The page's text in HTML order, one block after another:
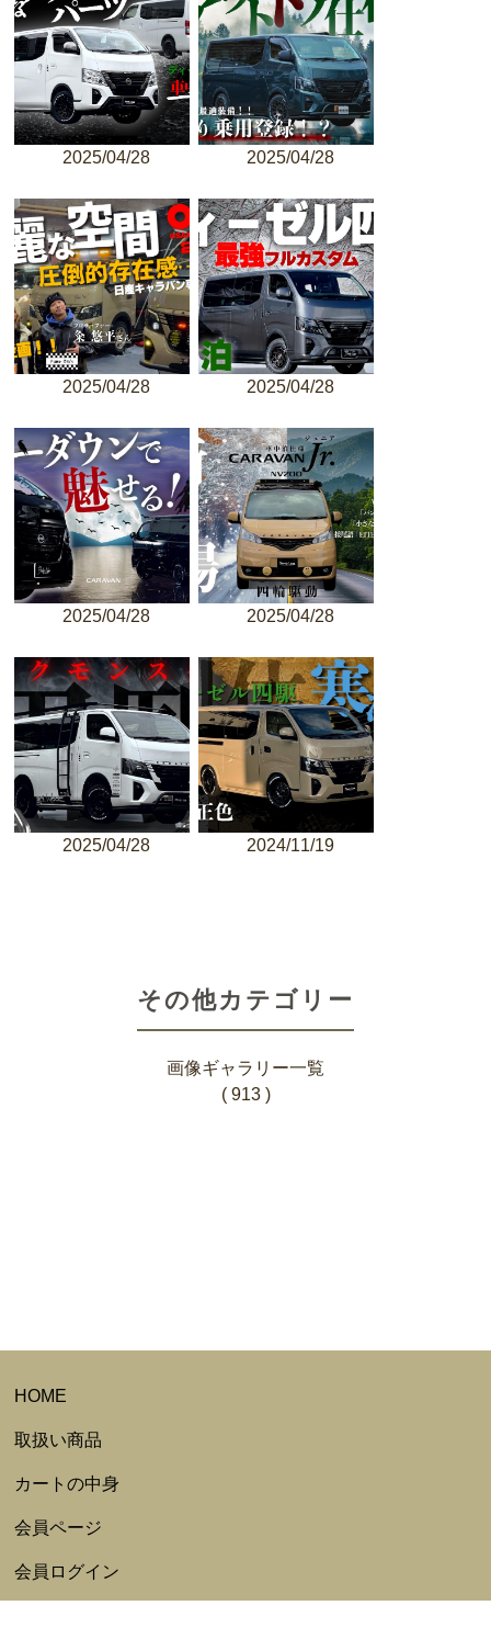
2025/04/28 2025/04/28
2025/04/28 2025/04/28
2025/04/28 2025/04/28
2025/04/28 2024/11/19
その他カテゴリー
画像ギャラリー一覧
( 913 )
HOME
取扱い商品
カートの中身
会員ページ
会員ログイン